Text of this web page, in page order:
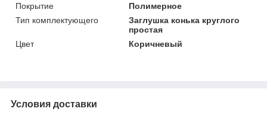
Покрытие
Полимерное
Тип комплектующего
Заглушка конька круглого
простая
Цвет
Коричневый
Условия доставки